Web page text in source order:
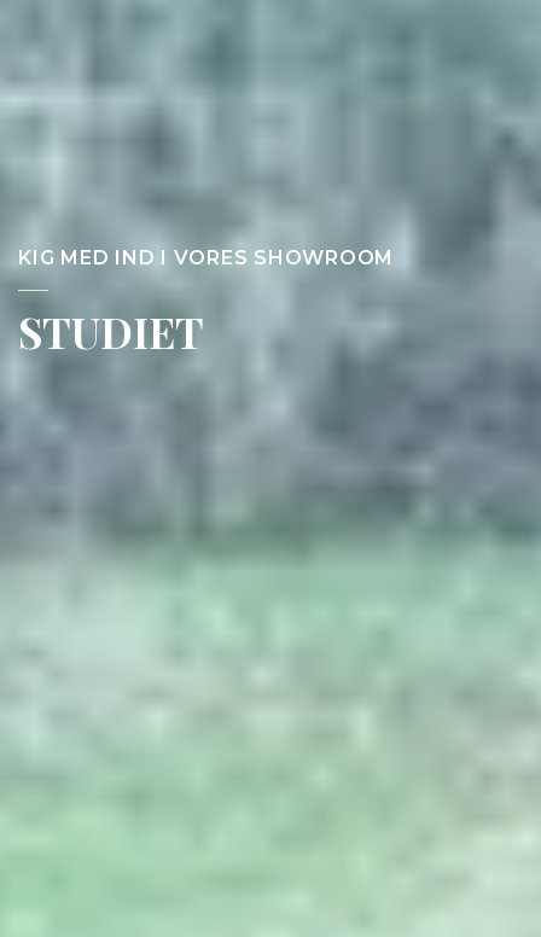
KIG MED IND I VORES SHOWROOM
STUDIET